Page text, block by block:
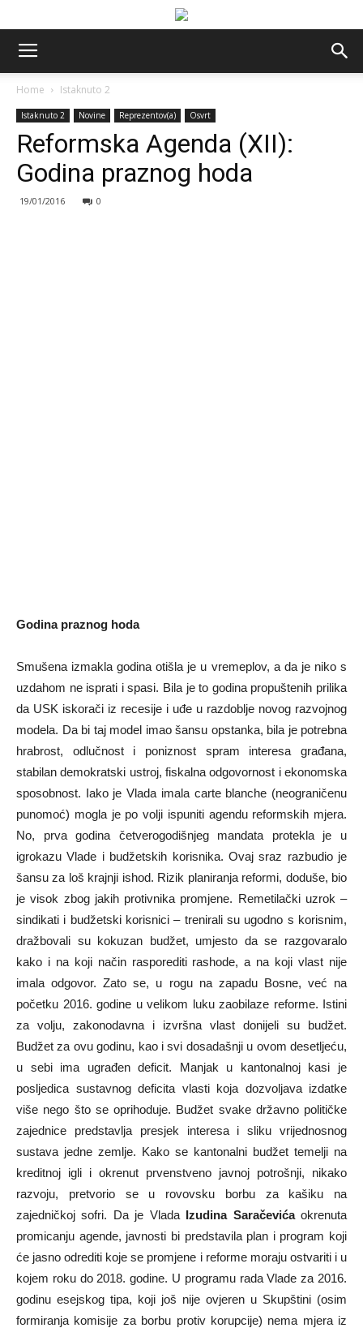
Home Istaknuto 2
Istaknuto 2 Novine Reprezentov(a) Osvrt
Reformska Agenda (XII):
Godina praznog hoda
19/01/2016 0
Godina praznog hoda
Smušena izmakla godina otišla je u vremeplov, a da je niko s
uzdahom ne isprati i spasi. Bila je to godina propuštenih prilika
da USK iskorači iz recesije i uđe u razdoblje novog razvojnog
modela. Da bi taj model imao šansu opstanka, bila je potrebna
hrabrost, odlučnost i poniznost spram interesa građana,
stabilan demokratski ustroj, fiskalna odgovornost i ekonomska
sposobnost. Iako je Vlada imala carte blanche (neograničenu
punomoć) mogla je po volji ispuniti agendu reformskih mjera.
No, prva godina četverogodišnjeg mandata protekla je u
igrokazu Vlade i budžetskih korisnika. Ovaj sraz razbudio je
šansu za loš krajnji ishod. Rizik planiranja reformi, doduše, bio
je visok zbog jakih protivnika promjene. Remetilački uzrok –
sindikati i budžetski korisnici – trenirali su ugodno s korisnim,
dražbovali su kokuzan budžet, umjesto da se razgovaralo
kako i na koji način rasporediti rashode, a na koji vlast nije
imala odgovor. Zato se, u rogu na zapadu Bosne, već na
početku 2016. godine u velikom luku zaobilaze reforme. Istini
za volju, zakonodavna i izvršna vlast donijeli su budžet.
Budžet za ovu godinu, kao i svi dosadašnji u ovom desetljeću,
u sebi ima ugrađen deficit. Manjak u kantonalnoj kasi je
posljedica sustavnog deficita vlasti koja dozvoljava izdatke
više nego što se oprihoduje. Budžet svake državno političke
zajednice predstavlja presjek interesa i sliku vrijednosnog
sustava jedne zemlje. Kako se kantonalni budžet temelji na
kreditnoj igli i okrenut prvenstveno javnoj potrošnji, nikako
razvoju, pretvorio se u rovovsku borbu za kašiku na
zajedničkoj sofri. Da je Vlada Izudina Saračevićaokrenuta
promicanju agende, javnosti bi predstavila plan i program koji
će jasno odrediti koje se promjene i reforme moraju ostvariti i u
kojem roku do 2018. godine. U programu rada Vlade za 2016.
godinu esejskog tipa, koji još nije ovjeren u Skupštini (osim
formiranja komisije za borbu protiv korupcije) nema mjera iz